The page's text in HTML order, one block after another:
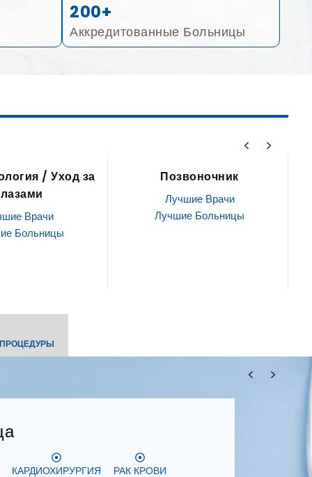
200+
Аккредитованные Больницы
Врачи
Больницы
ЛОР / Отоларингология
Лучшие Врачи
Лучшие Больницы
Интитут
ПЕЧЕНИ ГАММА-НОЖ